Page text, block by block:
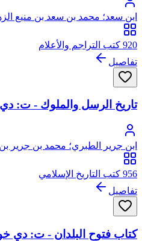
ابن سعد؛ محمد بن سعد بن منيع
920 كتب التراجم والأعلام
تفاصيل
تاريخ الرسل والملوك - ت:
ابن جرير الطبري؛ محمد بن جرير بن
956 كتب التاريخ الإسلامي
تفاصيل
كتاب فتوح البلدان - ت: دي